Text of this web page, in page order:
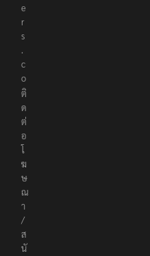
t
e
r
s
.
c
o
ติ
ด
ต่
อ
โ
ฆ
ษ
ณ
า
/
ส